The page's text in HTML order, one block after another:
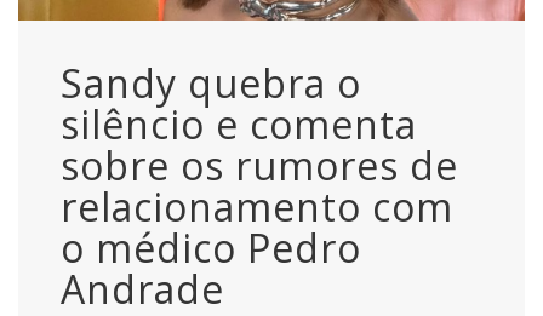
Sandy quebra o
silêncio e comenta
sobre os rumores de
relacionamento com
o médico Pedro
Andrade